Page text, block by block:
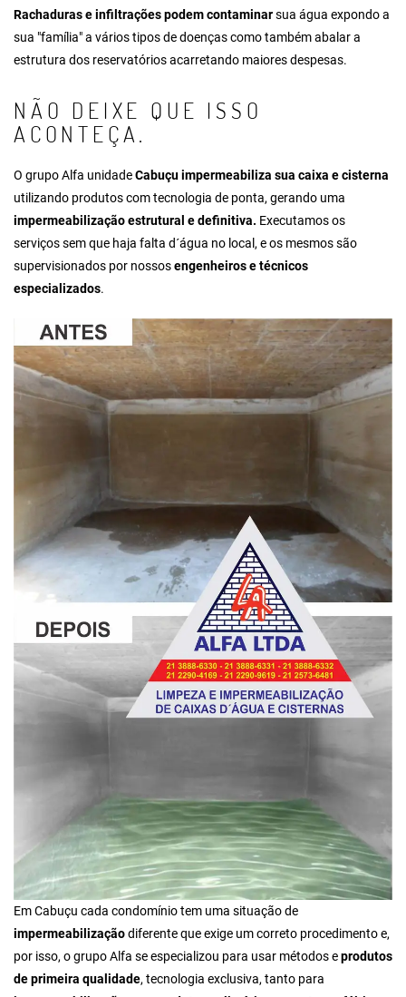
Rachaduras e infiltrações podem contaminarsua água expondo a
sua "família" a vários tipos de doenças como também abalar a
estrutura dos reservatórios acarretando maiores despesas.
NÃO DEIXE QUE ISSO
ACONTEÇA.
O grupo Alfa unidadeCabuçu impermeabiliza sua caixa e cisterna
utilizando produtos com tecnologia de ponta, gerando uma
impermeabilização estrutural e definitiva. Executamos os
serviços sem que haja falta d´água no local, e os mesmos são
supervisionados por nossosengenheiros e técnicos
especializados.
Em Cabuçu cada condomínio tem uma situação de
impermeabilizaçãodiferente que exige um correto procedimento e,
por isso, o grupo Alfa se especializou para usar métodos eprodutos
de primeira qualidade, tecnologia exclusiva, tanto para